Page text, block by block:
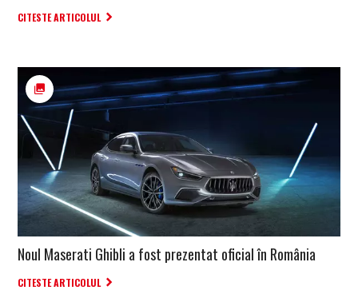
CITESTE ARTICOLUL
Noul Maserati Ghibli a fost prezentat oficial în România
CITESTE ARTICOLUL